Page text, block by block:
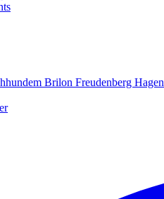
Brilon Freudenberg Hagen